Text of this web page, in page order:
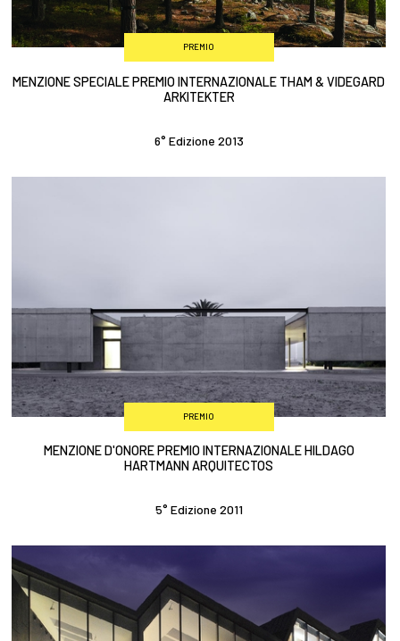
PREMIO
MENZIONE SPECIALE PREMIO INTERNAZIONALE THAM & VIDEGARD
ARKITEKTER
6° Edizione 2013
PREMIO
MENZIONE D'ONORE PREMIO INTERNAZIONALE HILDAGO
HARTMANN ARQUITECTOS
5° Edizione 2011